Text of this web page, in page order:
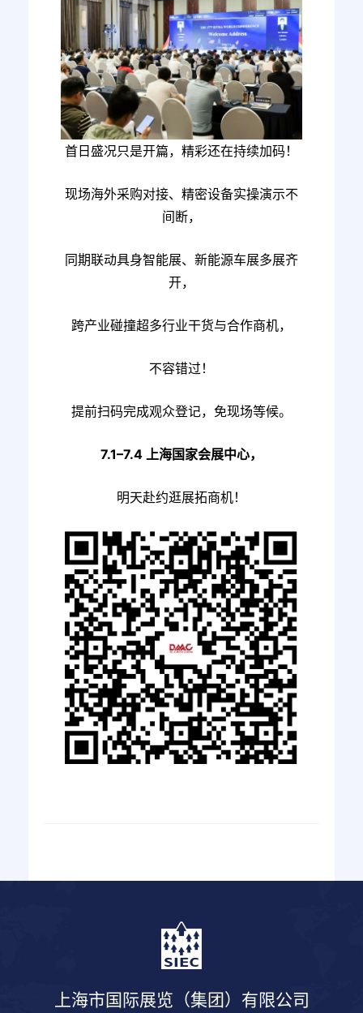
首日盛况只是开篇，精彩还在持续加码！
现场海外采购对接、精密设备实操演示不
间断，
同期联动具身智能展、新能源车展多展齐
开，
跨产业碰撞超多行业干货与合作商机，
不容错过！
提前扫码完成观众登记，免现场等候。
7.1–7.4 上海国家会展中心，
明天赴约逛展拓商机！
上海市国际展览（集团）有限公司